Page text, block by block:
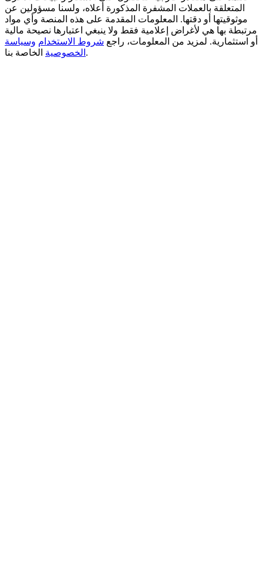
Deposit CASHCAT & Win
Share 500000 CASHCAT prize pool
المتعلقة بالعملات المشفرة المذكورة أعلاه، ولسنا مسؤولين عن
موثوقيتها أو دقتها. المعلومات المقدمة على هذه المنصة وأي مواد
مرتبطة بها هي لأغراض إعلامية فقط ولا ينبغي اعتبارها نصيحة مالية
أو استثمارية. لمزيد من المعلومات، راجع شروط الاستخدام وسياسة
الخصوصية الخاصة بنا.